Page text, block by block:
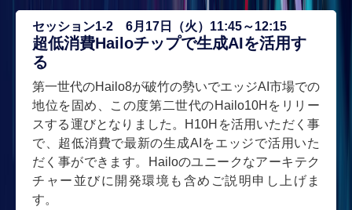
セッション1-2 6月17日（火）11:45～12:15
超低消費Hailoチップで生成AIを活用す
る
第一世代のHailo8が破竹の勢いでエッジAI市場での
地位を固め、この度第二世代のHailo10Hをリリー
スする運びとなりました。H10Hを活用いただく事
で、超低消費で最新の生成AIをエッジで活用いた
だく事ができます。Hailoのユニークなアーキテク
チャー並びに開発環境も含めご説明申し上げま
す。